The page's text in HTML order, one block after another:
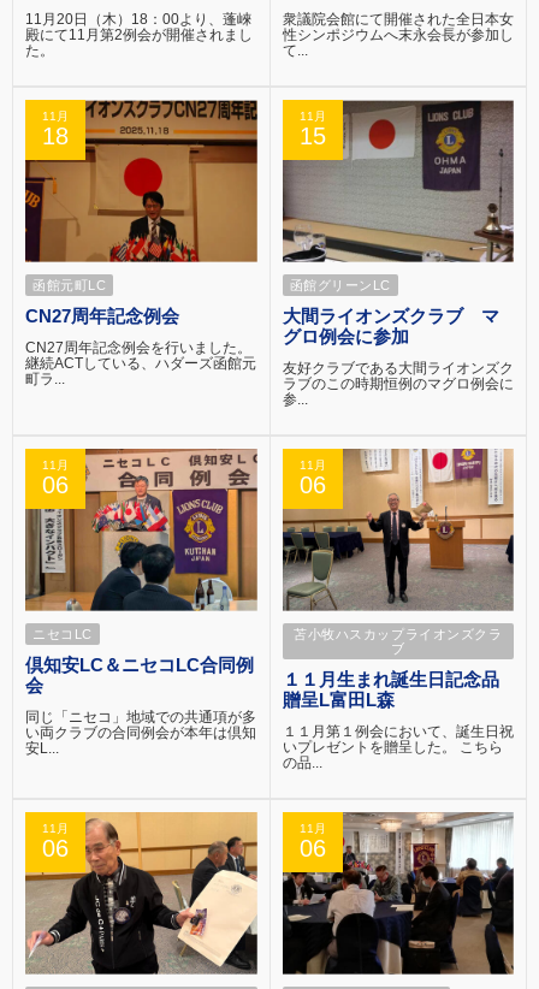
11月20日（木）18：00より、蓬崍
殿にて11月第2例会が開催されまし
た。
衆議院会館にて開催された全日本女
性シンポジウムへ末永会長が参加し
て...
11月
18
函館元町LC
CN27周年記念例会
CN27周年記念例会を行いました。
継続ACTしている、ハダーズ函館元
町ラ...
11月
15
函館グリーンLC
大間ライオンズクラブ マ
グロ例会に参加
友好クラブである大間ライオンズク
ラブのこの時期恒例のマグロ例会に
参...
11月
06
ニセコLC
倶知安LC＆ニセコLC合同例
会
同じ「ニセコ」地域での共通項が多
い両クラブの合同例会が本年は倶知
安L...
11月
06
苫小牧ハスカップライオンズクラ
ブ
１１月生まれ誕生日記念品
贈呈L富田L森
１１月第１例会において、誕生日祝
いプレゼントを贈呈した。 こちら
の品...
11月
06
11月
06